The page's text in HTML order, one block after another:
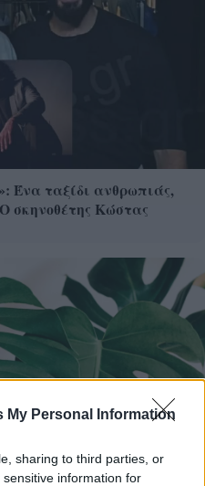
My Personal Information
sharing to third parties, or
information for
Ένα ταξίδι ανθρωπιάς,
σκηνοθέτης Κώστας